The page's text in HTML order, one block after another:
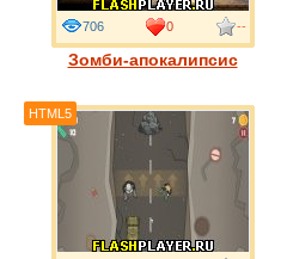
Зомби-апокалипсис
706 0 --
HTML5